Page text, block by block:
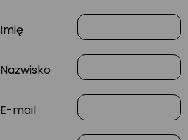
Imię
Nazwisko
E-mail